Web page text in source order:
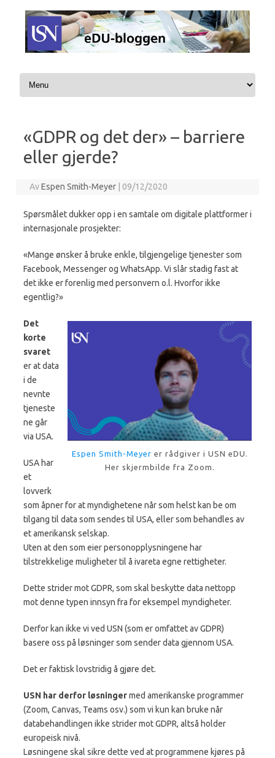
Hopp til innhold
«GDPR og det der» – barriere
eller gjerde?
AvEspen Smith-Meyer 09/12/2020
Spørsmålet dukker opp i en samtale om digitale plattformer i
internasjonale prosjekter:
«Mange ønsker å bruke enkle, tilgjengelige tjenester som
Facebook, Messenger og WhatsApp. Vi slår stadig fast at
det ikke er forenlig med personvern o.l. Hvorfor ikke
egentlig?»
Espen Smith-Meyer er rådgiver i USN eDU.
Her skjermbilde fra Zoom.
Det
korte
svaret
er at data
i de
nevnte
tjeneste
ne går
via USA.
USA har
et
lovverk
som åpner for at myndighetene når som helst kan be om
tilgang til data som sendes til USA, eller som behandles av
et amerikansk selskap.
Uten at den som eier personopplysningene har
tilstrekkelige muligheter til å ivareta egne rettigheter.
Dette strider mot GDPR, som skal beskytte data nettopp
mot denne typen innsyn fra for eksempel myndigheter.
Derfor kan ikke vi ved USN (som er omfattet av GDPR)
basere oss på løsninger som sender data gjennom USA.
Det er faktisk lovstridig å gjøre det.
USN har derfor løsningermed amerikanske programmer
(Zoom, Canvas, Teams osv.) som vi kun kan bruke når
databehandlingen ikke strider mot GDPR, altså holder
europeisk nivå.
Løsningene skal sikre dette ved at programmene kjøres på